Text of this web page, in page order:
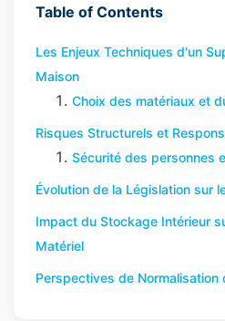
Table of Contents
Les Enjeux Techniques d'un
Maison
Choix des matériaux et
Risques Structurels et
Sécurité des personnes
Évolution de la Législation sur
Impact du Stockage Intérieur
Matériel
Perspectives de Normalisation